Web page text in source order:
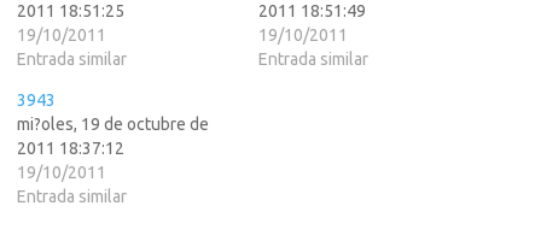
2011 18:51:25
19/10/2011
Entrada similar
2011 18:51:49
19/10/2011
Entrada similar
3943
mi?oles, 19 de octubre de
2011 18:37:12
19/10/2011
Entrada similar